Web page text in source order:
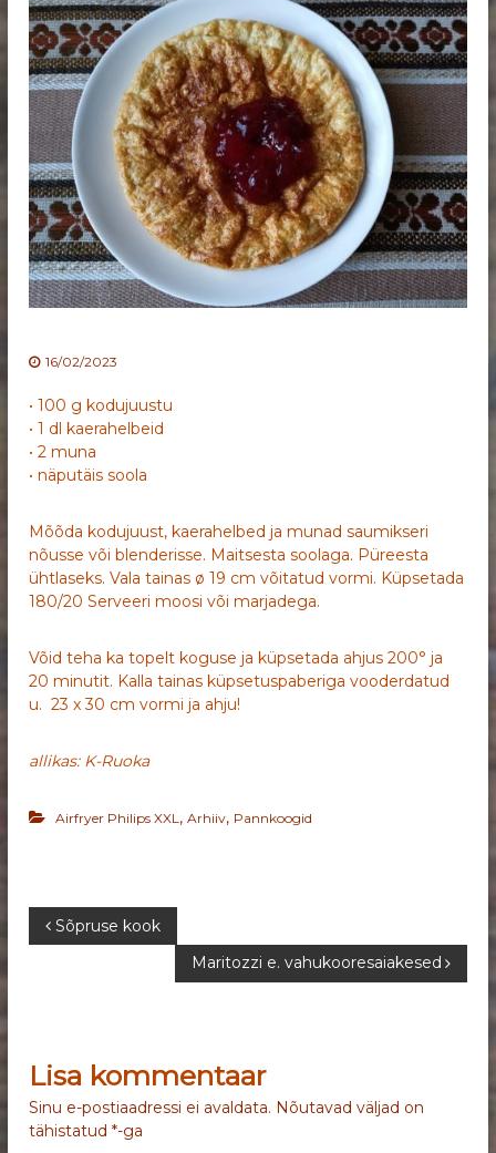
16/02/2023
• 100 g kodujuustu
• 1 dl kaerahelbeid
• 2 muna
• näputäis soola
Mõõda kodujuust, kaerahelbed ja munad saumikseri
nõusse või blenderisse. Maitsesta soolaga. Püreesta
ühtlaseks. Vala tainas ø 19 cm võitatud vormi. Küpsetada
180/20 Serveeri moosi või marjadega.
Võid teha ka topelt koguse ja küpsetada ahjus 200° ja
20 minutit. Kalla tainas küpsetuspaberiga vooderdatud
u. 23 x 30 cm vormi ja ahju!
allikas: K-Ruoka
Airfryer Philips XXL,Arhiiv, Pannkoogid
N
i
g
Sõpruse kook
Maritozzi e. vahukooresaiakesed
Lisa kommentaar
Sinu e-postiaadressi ei avaldata. Nõutavad väljad on
tähistatud*-ga